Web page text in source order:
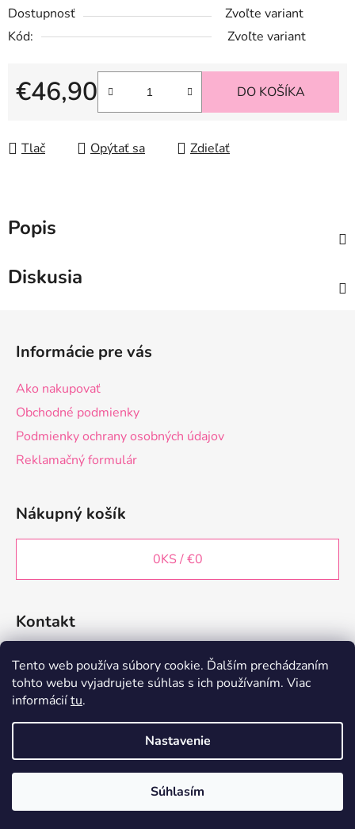
Tento web používa súbory cookie. Ďalším prechádzaním
tohto webu vyjadrujete súhlas s ich používaním. Viac
informáciítu.
Nastavenie
Súhlasím
Dostupnosť
Zvoľte variant
Kód:
Zvoľte variant
€46,90
Jednotková cena:
DO KOŠÍKA
Tlač Opýtať sa Zdieľať
Popis
Diskusia
Informácie pre vás
Ako nakupovať
Obchodné podmienky
Podmienky ochrany osobných údajov
Reklamačný formulár
Nákupný košík
0KS /€0
Kontakt
decorstareshop@gmail.com
+421 902 197 814
Vytvoril Shoptet
DecorStar | Dekorácie
vyhradené.